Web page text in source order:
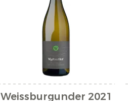
Weissburgunder 2021